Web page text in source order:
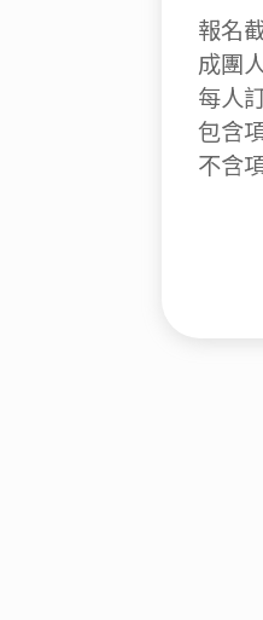
報名
成團
每人
包含
不含